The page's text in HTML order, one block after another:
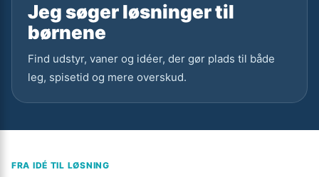
Jeg søger løsninger til
børnene
Find udstyr, vaner og idéer, der gør plads til både
leg, spisetid og mere overskud.
FRA IDÉ TIL LØSNING